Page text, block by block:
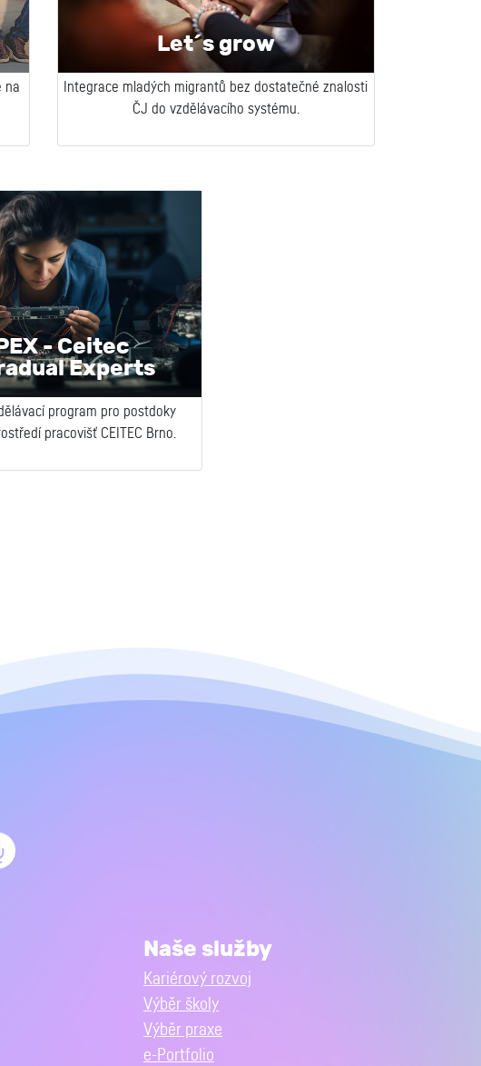
na
Let´s grow
Integrace mladých migrantů bez dostatečné znalosti
ČJ do vzdělávacího systému.
- Ceitec
Experts
program pro postdoky
pracovišť CEITEC Brno.
Naše služby
Kariérový rozvoj
Výběr školy
Výběr praxe
e-Portfolio